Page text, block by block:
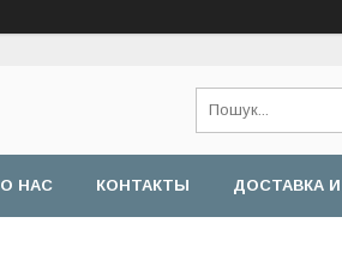
О НАС КОНТАКТЫ ДОСТАВКА